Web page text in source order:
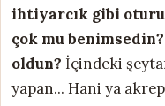
ihtiyarcık gibi
çok mu
oldun? İçindeki
yapan... Hani ya